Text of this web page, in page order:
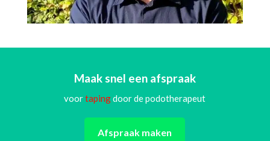
Maak snel een afspraak
voortapingdoor de podotherapeut
Afspraak maken